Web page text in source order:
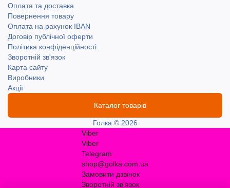
Оплата та доставка
Повернення товару
Оплата на рахунок IBAN
Договір публічної оферти
Політика конфіденційності
Зворотній зв'язок
Карта сайту
Виробники
Акції
Каталог товарів
Голка © 2026
Viber
Viber
Telegram
shop@golka.com.ua
Замовити дзвінок
Зворотній зв'язок